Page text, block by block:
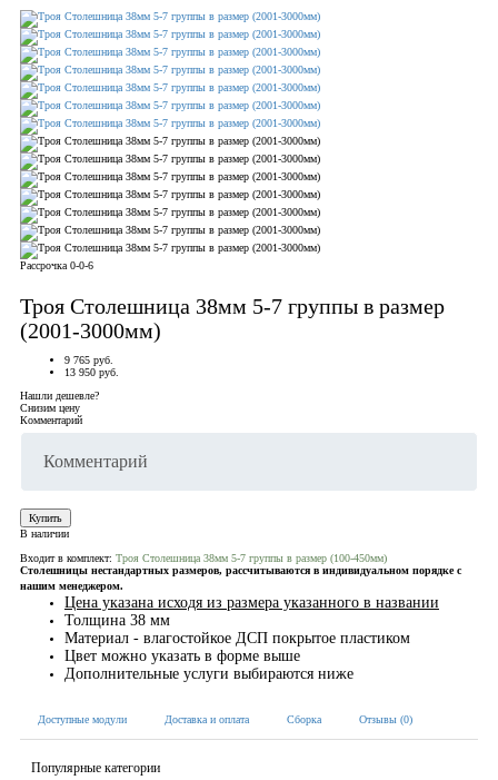
Рассрочка 0-0-6
Троя Столешница 38мм 5-7 группы в размер
(2001-3000мм)
9 765 руб.
13 950 руб.
Нашли дешевле?
Снизим цену
Комментарий
Купить
В наличии
Входит в комплект: Троя Столешница 38мм 5-7 группы в размер (100-450мм)
Столешницы нестандартных размеров, рассчитываются в индивидуальном порядке с
нашим менеджером.
Цена указана исходя из размера указанного в названии
Толщина 38 мм
Материал - влагостойкое ДСП покрытое пластиком
Цвет можно указать в форме выше
Дополнительные услуги выбираются ниже
Доступные модули Доставка и оплата Сборка Отзывы (0)
Популярные категории